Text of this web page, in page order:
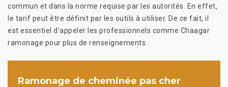
commun et dans la norme requise par les autorités. En effet,
le tarif peut être définit par les outils à utiliser. De ce fait, il
est essentiel d’appeler les professionnels comme Chaagar
ramonage pour plus de renseignements.
Ramonage de cheminée pas cher